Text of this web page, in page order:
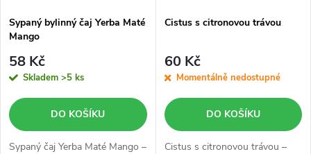
Sypaný bylinný čaj Yerba Maté
Mango
58 Kč
Skladem >5 ks
DO KOŠÍKU
Sypaný čaj Yerba Maté Mango –
Cistus s citronovou trávou
60 Kč
Momentálně nedostupné
DO KOŠÍKU
Cistus s citronovou trávou –